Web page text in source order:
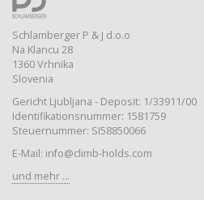
Schlamberger P & J d.o.o
Na Klancu 28
1360 Vrhnika
Slovenia
Gericht Ljubljana - Deposit: 1/33911/00
Identifikationsnummer: 1581759
Steuernummer: SI58850066
E-Mail: info@climb-holds.com
und mehr ...